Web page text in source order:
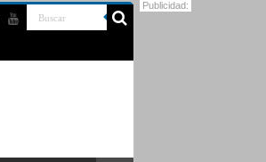
Publicidad: